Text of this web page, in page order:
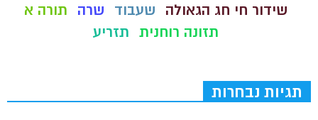
שידור חי חג הגאולה
שעבוד שרה
תורה א
תזונה רוחנית תזריע
תגיות נבחרות